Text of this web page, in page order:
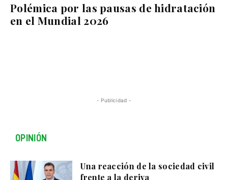
Polémica por las pausas de hidratación
en el Mundial 2026
- Publicidad -
OPINIÓN
Una reacción de la sociedad civil
frente a la deriva